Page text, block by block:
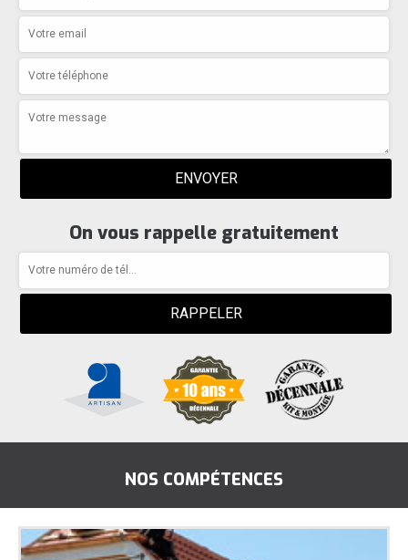
On vous rappelle gratuitement
NOS COMPÉTENCES